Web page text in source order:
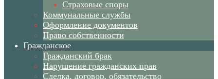
Страховые споры
Коммунальные службы
Оформление документов
Право собственности
Гражданское
Гражданский брак
Нарушение гражданских прав
Сделка, договор, обязательство